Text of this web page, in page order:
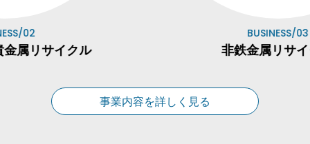
02
リサイクル
BUSINESS/03
非鉄金属リサイク
事業内容を詳しく見る